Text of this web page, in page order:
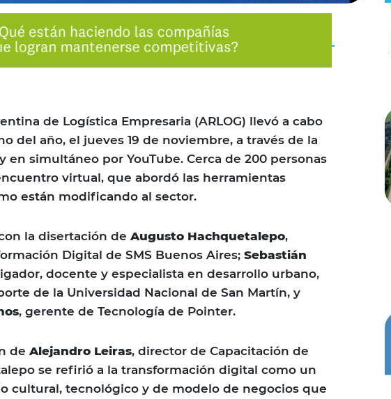
de Logística Empresaria (ARLOG) llevó a cabo
del año, el jueves 19 de noviembre, a través de la
en simultáneo por YouTube. Cerca de 200 personas
virtual, que abordó las herramientas
están modificando al sector.
la disertación de Augusto Hachquetalepo,
Digital de SMS Buenos Aires; Sebastián
docente y especialista en desarrollo urbano,
de la Universidad Nacional de San Martín, y
, gerente de Tecnología de Pointer.
de Alejandro Leiras, director de Capacitación de
se refirió a la transformación digital como un
cultural, tecnológico y de modelo de negocios que